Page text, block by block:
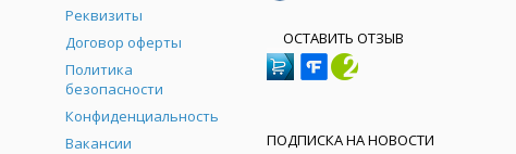
Реквизиты
Договор оферты
Политика
безопасности
Конфиденциальность
Вакансии
ОСТАВИТЬ ОТЗЫВ
ПОДПИСКА НА НОВОСТИ